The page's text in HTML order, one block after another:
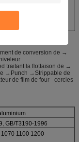
+/- 0,15
de conversion de →
traitant la flottaison de →
→Punch →Strippable de
de film de four - cercles
GB/T3190-1996
1100 1200